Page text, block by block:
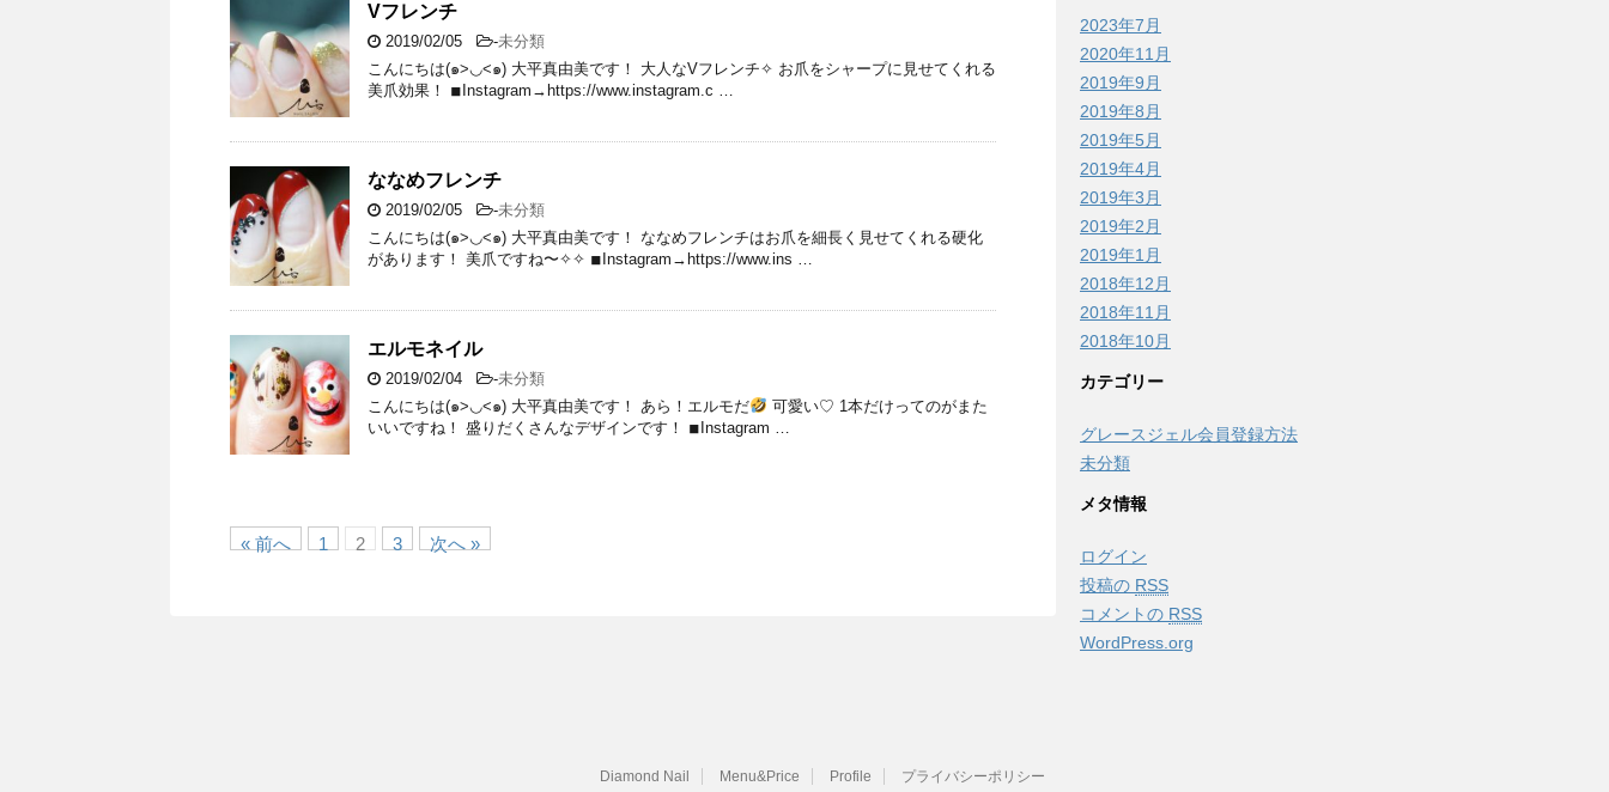
Vフレンチ
2019/02/05 -未分類
こんにちは(๑>◡<๑) 大平真由美です！ 大人なVフレンチ✧ お爪をシャープに見せてくれる
美爪効果！ ◾︎Instagram→https://www.instagram.c …
ななめフレンチ
2019/02/05 -未分類
こんにちは(๑>◡<๑) 大平真由美です！ ななめフレンチはお爪を細長く見せてくれる硬化
があります！ 美爪ですね〜✧✧ ◾︎Instagram→https://www.ins …
エルモネイル
2019/02/04 -未分類
こんにちは(๑>◡<๑) 大平真由美です！ あら！エルモだ
可愛い♡ 1本だけってのがまた
いいですね！ 盛りだくさんなデザインです！ ◾︎Instagram …
« 前へ 1 2 3 次へ »
2023年7月
2020年11月
2019年9月
2019年8月
2019年5月
2019年4月
2019年3月
2019年2月
2019年1月
2018年12月
2018年11月
2018年10月
カテゴリー
グレースジェル会員登録方法
未分類
メタ情報
ログイン
投稿の RSS
コメントの RSS
WordPress.org
Diamond Nail Menu&Price Profile プライバシーポリシー